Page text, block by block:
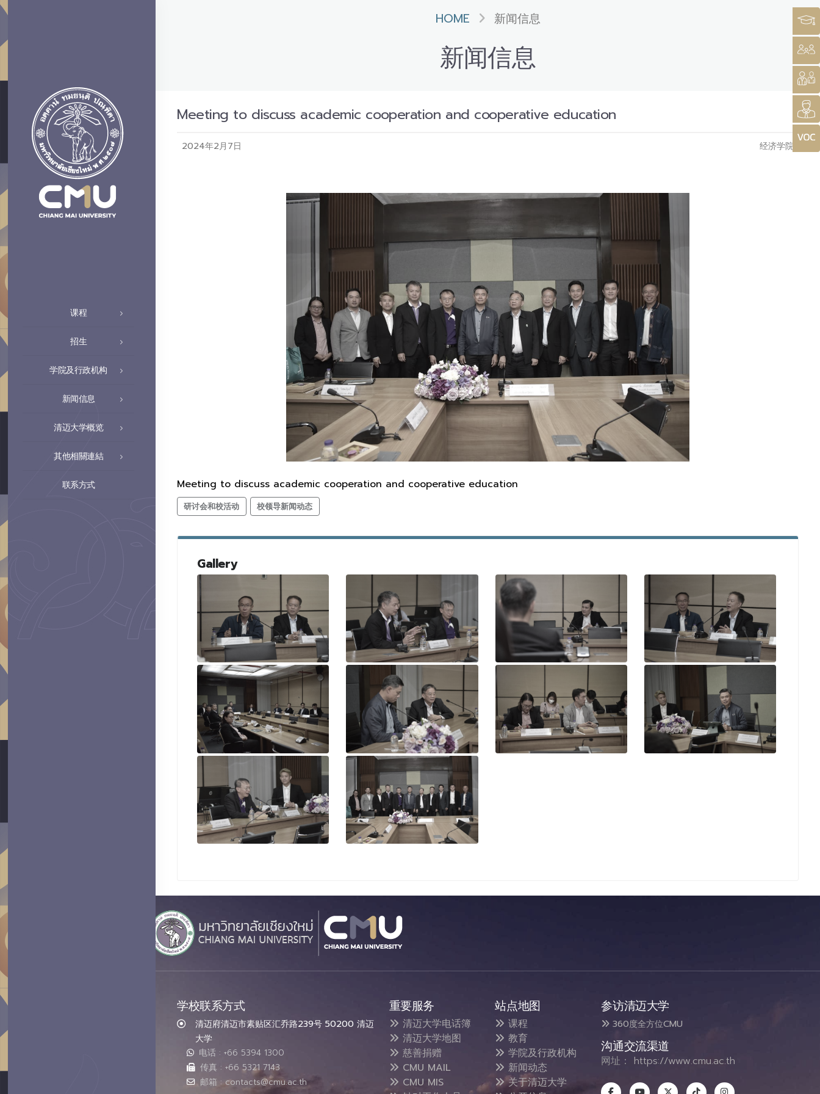
课程
招生
学院及行政机构
新闻信息
清迈大学概览
其他相關連結
联系方式
HOME 新闻信息
新闻信息
Meeting to discuss academic cooperation and cooperative education
2024年2月7日 经济学院
Meeting to discuss academic cooperation and cooperative education
研讨会和校活动 校领导新闻动态
Gallery
学校联系方式
清迈府清迈市素贴区汇乔路239号 50200 清迈
大学
电话 : +66 5394 1300
传真 : +66 5321 7143
邮箱 : contacts@cmu.ac.th
重要服务
清迈大学电话簿
清迈大学地图
慈善捐赠
CMU MAIL
CMU MIS
站点地图
课程
教育
学院及行政机构
新闻动态
关于清迈大学
参访清迈大学
360度全方位CMU
沟通交流渠道
网址： https://www.cmu.ac.th